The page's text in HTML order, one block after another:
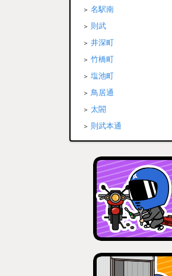
名駅南
則武
井深町
竹橋町
塩池町
鳥居通
太閤
則武本通